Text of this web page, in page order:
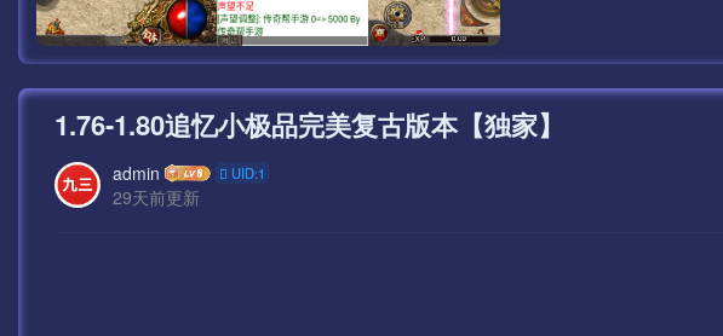
1.76-1.80追忆小极品完美复古版本【独家】
admin UID:1
29天前更新